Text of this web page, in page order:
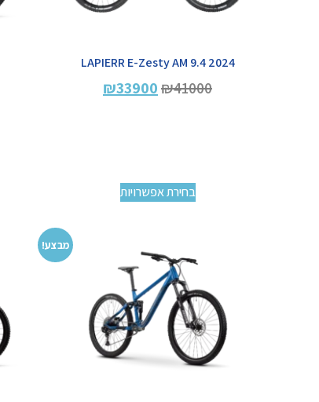
2024 LAPIERR E-Zesty AM 9.4
₪41000
₪33900
בחירת אפשרויות
מבצע!